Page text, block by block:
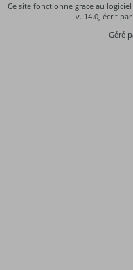
Ce site fonctionne grace au logiciel
v. 14.0, écrit
Géré